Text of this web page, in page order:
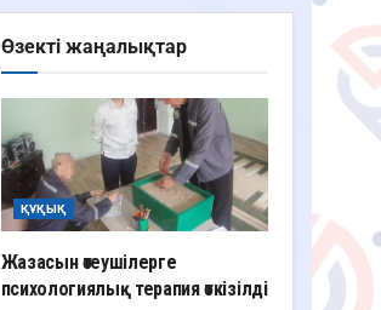
Өзекті жаңалықтар
ҚҰҚЫҚ
Жазасын өтеушілерге
психологиялық терапия өткізілді